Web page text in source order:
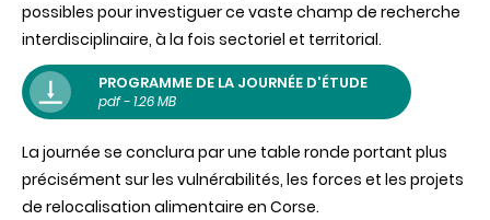
possibles pour investiguer ce vaste champ de recherche
interdisciplinaire, à la fois sectoriel et territorial.
PROGRAMME DE LA JOURNÉE D'ÉTUDE
pdf - 1.26 MB
La journée se conclura par une table ronde portant plus
précisément sur les vulnérabilités, les forces et les projets
de relocalisation alimentaire en Corse.